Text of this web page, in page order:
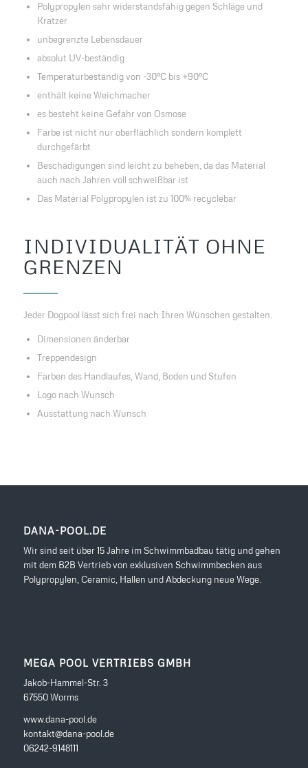
Polypropylen sehr widerstandsfähig gegen Schläge und
Kratzer
unbegrenzte Lebensdauer
absolut UV-beständig
Temperaturbeständig von -30°C bis +90°C
enthält keine Weichmacher
es besteht keine Gefahr von Osmose
Farbe ist nicht nur oberflächlich sondern komplett
durchgefärbt
Beschädigungen sind leicht zu beheben, da das Material
auch nach Jahren voll schweißbar ist
Das Material Polypropylen ist zu 100% recyclebar
INDIVIDUALITÄT OHNE
GRENZEN
Jeder Dogpool lässt sich frei nach Ihren Wünschen gestalten.
Dimensionen änderbar
Treppendesign
Farben des Handlaufes, Wand, Boden und Stufen
Logo nach Wunsch
Ausstattung nach Wunsch
DANA-POOL.DE
Wir sind seit über 15 Jahre im Schwimmbadbau tätig und gehen
mit dem B2B Vertrieb von exklusiven Schwimmbecken aus
Polypropylen, Ceramic, Hallen und Abdeckung neue Wege.
MEGA POOL VERTRIEBS GMBH
Jakob-Hammel-Str. 3
67550 Worms
www.dana-pool.de
kontakt@dana-pool.de
06242-9148111